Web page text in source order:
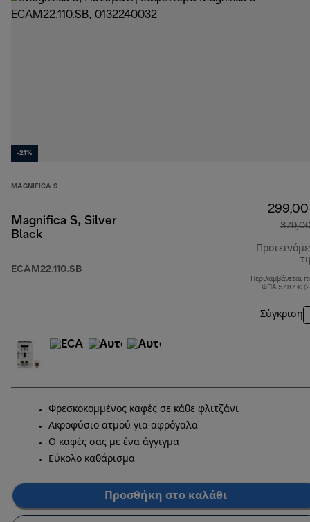
-21%
MAGNIFICA S
Magnifica S, Silver
Black
ECAM22.110.SB
Περιλαμβάνεται
ΦΠΑ 57,87 €
Σύγκριση
Φρεσκοκομμένος καφές σε κάθε φλιτζάνι
Ακροφύσιο ατμού για αφρόγαλα
Ο καφές σας με ένα άγγιγμα
Εύκολο καθάρισμα
Προσθήκη στο καλάθι